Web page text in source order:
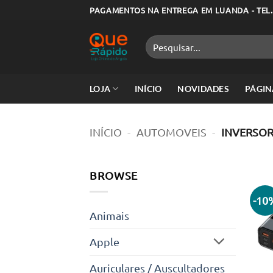
PAGAMENTOS NA ENTREGA EM LUANDA -
Pesquisar
por:
LOJA INÍCIO NOVIDADES
INÍCIO - AUTOMOVEIS - INVERSOR
BROWSE
Animais
Apple
Auriculares / Auscultadores
-